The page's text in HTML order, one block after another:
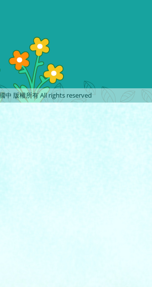
中 版權所有 All rights reserved